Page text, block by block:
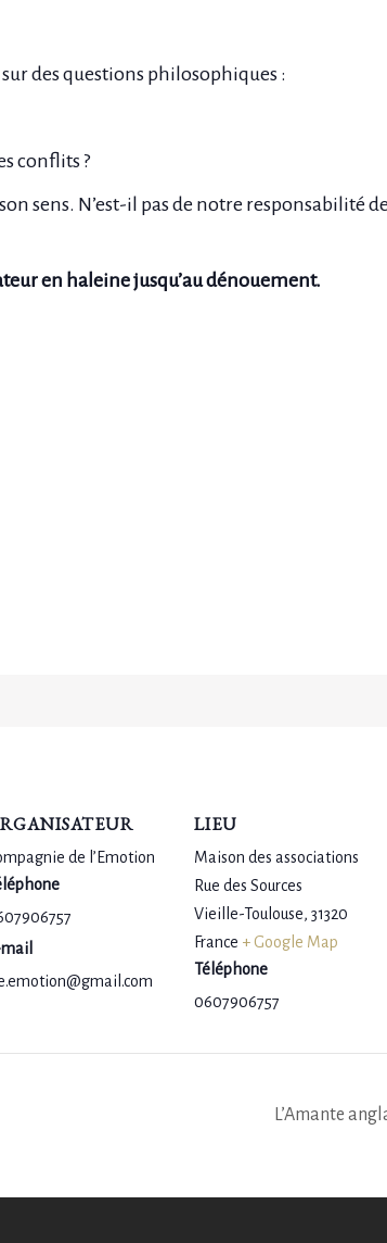
des questions philosophiques :
conflits ?
sens. N’est-il pas de notre responsabilité
en haleine jusqu’au dénouement.
de l’Emotion
mail
LIEU
Maison des associations
Rue des Sources
Vieille-Toulouse, 31320
France + Google Map
Téléphone
0607906757
L’Amante